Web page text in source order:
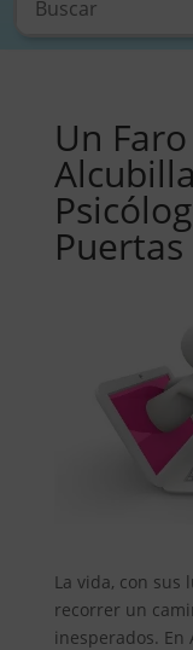
Un
Puertas
La vida, con sus
recorrer un
inesperados. En